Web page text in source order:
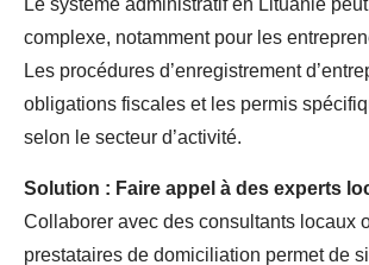
Le système administratif en Lituanie
complexe, notamment pour les
Les procédures d’enregistrement
obligations fiscales et les permis
selon le secteur d’activité.
Solution : Faire appel à des experts
Collaborer avec des consultants locaux
prestataires de domiciliation permet de